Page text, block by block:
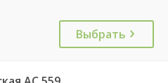
Выбрать